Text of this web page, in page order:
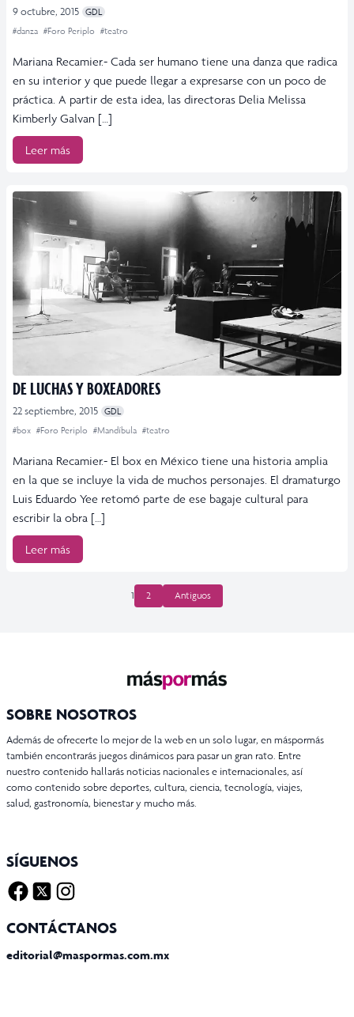
9 octubre, 2015 GDL
#danza #Foro Periplo #teatro
Mariana Recamier.- Cada ser humano tiene una danza que radica
en su interior y que puede llegar a expresarse con un poco de
práctica. A partir de esta idea, las directoras Delia Melissa
Kimberly Galvan […]
Leer más
DE LUCHAS Y BOXEADORES
22 septiembre, 2015 GDL
#box #Foro Periplo #Mandíbula #teatro
Mariana Recamier.- El box en México tiene una historia amplia
en la que se incluye la vida de muchos personajes. El dramaturgo
Luis Eduardo Yee retomó parte de ese bagaje cultural para
escribir la obra […]
Leer más
1 2 Antiguos
SOBRE NOSOTROS
Además de ofrecerte lo mejor de la web en un solo lugar, en máspormás
también encontrarás juegos dinámicos para pasar un gran rato. Entre
nuestro contenido hallarás noticias nacionales e internacionales, así
como contenido sobre deportes, cultura, ciencia, tecnología, viajes,
salud, gastronomía, bienestar y mucho más.
SÍGUENOS
CONTÁCTANOS
editorial@maspormas.com.mx